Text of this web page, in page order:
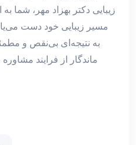
زیبایی دکتر بهزاد مهر، شما
مسیر زیبایی خود دست
به نتیجه‌ای بی‌نقص و
ماندگار از فرایند